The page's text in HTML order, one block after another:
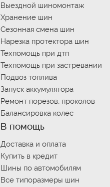
Выездной шиномонтаж
Хранение шин
Сезонная смена шин
Нарезка протектора шин
Техпомощь при дтп
Техпомощь при застревании
Подвоз топлива
Запуск аккумулятора
Ремонт порезов, проколов
Балансировка колес
В помощь
Доставка и оплата
Купить в кредит
Шины по автомобилям
Все типоразмеры шин